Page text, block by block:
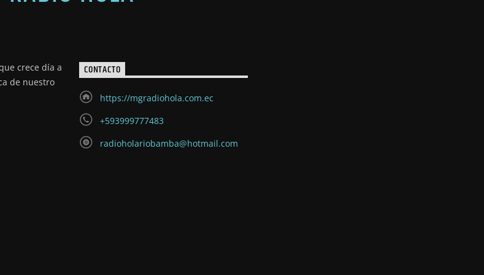
crece día a
de nuestro
CONTACTO
https://mgradiohola.com.ec
+593999777483
radioholariobamba@hotmail.com